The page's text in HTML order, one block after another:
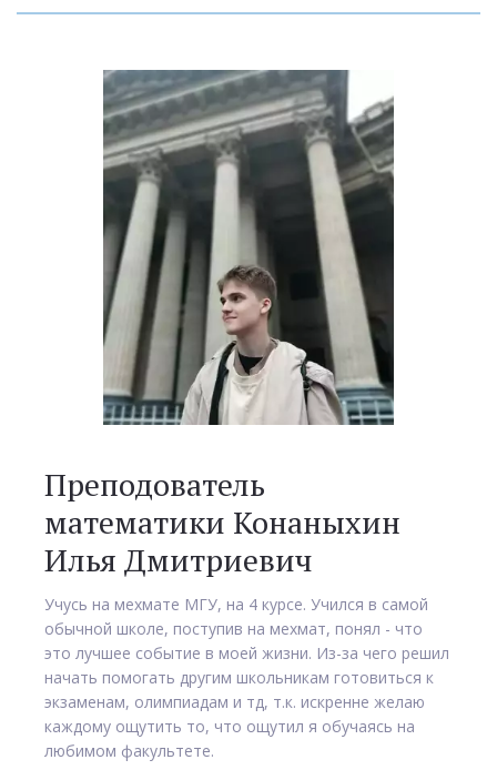
Преподователь
математики Конаныхин
Илья Дмитриевич
Учусь на мехмате МГУ, на 4 курсе. Учился в самой
обычной школе, поступив на мехмат, понял - что
это лучшее событие в моей жизни. Из-за чего решил
начать помогать другим школьникам готовиться к
экзаменам, олимпиадам и тд, т.к. искренне желаю
каждому ощутить то, что ощутил я обучаясь на
любимом факультете.